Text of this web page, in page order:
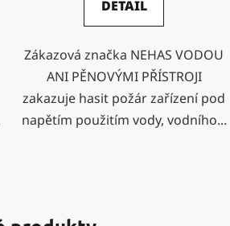
DETAIL
Zákazová značka NEHAS VODOU
ANI PĚNOVÝMI PŘÍSTROJI
zakazuje hasit požár zařízení pod
napětím použitím vody, vodního...